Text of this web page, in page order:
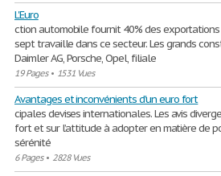
L'Euro
ction automobile fournit 40% des
sept travaille dans ce secteur. Les grands
Daimler AG, Porsche, Opel, filiale
19 Pages• 1531 Vues
Avantages et inconvénients d'un euro fort
cipales devises internationales. Les avis
fort et sur l’attitude à adopter en matière de
sérénité
6 Pages• 2828 Vues